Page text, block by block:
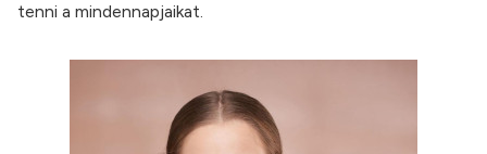
tenni a mindennapjaikat.